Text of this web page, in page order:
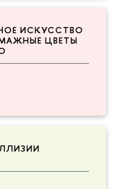
ИСКУССТВО
ЦВЕТЫ